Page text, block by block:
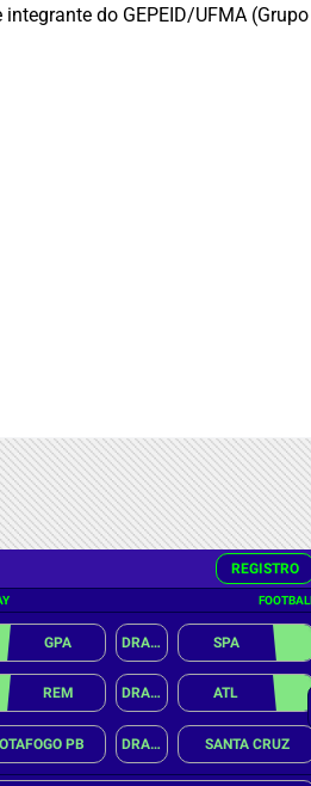
do GEPEID/UFMA